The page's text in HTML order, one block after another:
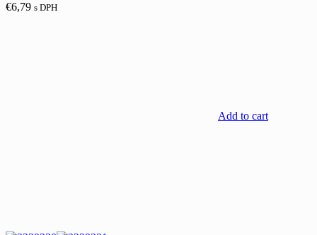
€6,79 s DPH
Add to cart